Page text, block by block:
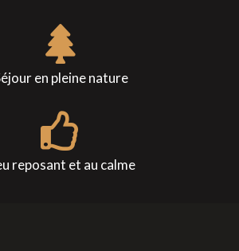
en pleine nature
reposant et au calme